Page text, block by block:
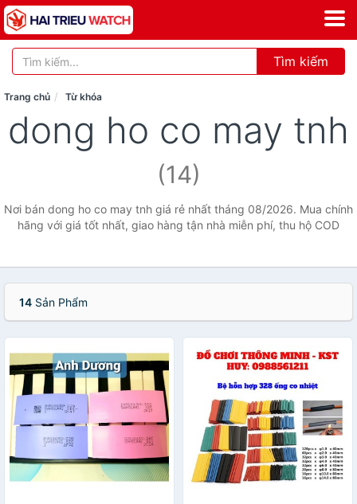
Tìm kiếm
Trang chủ Từ khóa
dong ho co may tnh
(14)
Nơi bán dong ho co may tnh giá rẻ nhất tháng 08/2026. Mua chính
hãng với giá tốt nhất, giao hàng tận nhà miễn phí, thu hộ COD
14 Sản Phẩm